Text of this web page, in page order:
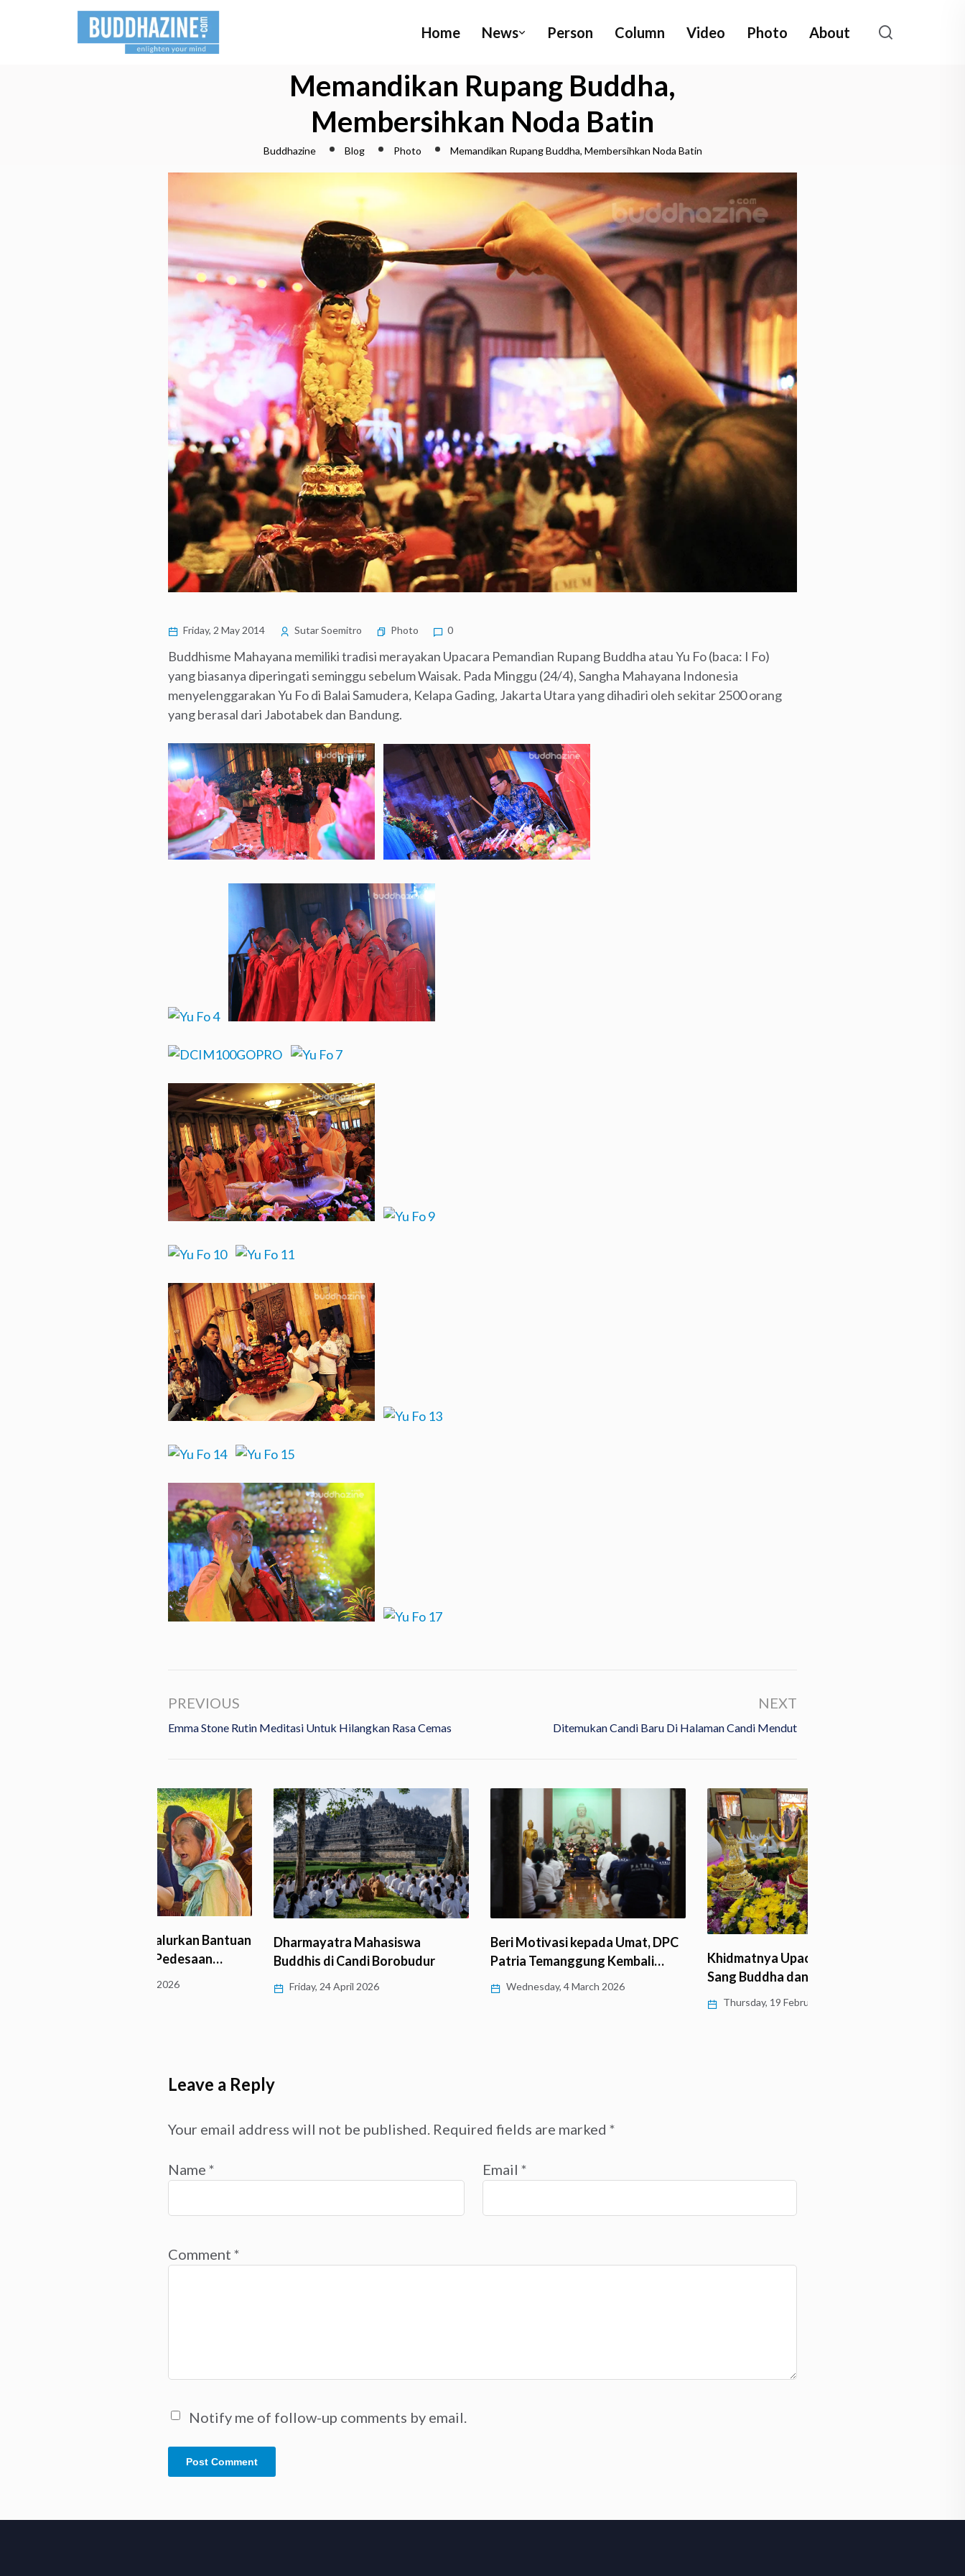
Home News Person Column Video Photo About
Memandikan Rupang Buddha,
Membersihkan Noda Batin
Buddhazine Blog Photo Memandikan Rupang Buddha, Membersihkan Noda Batin
Friday, 2 May 2014 Sutar Soemitro Photo 0
Buddhisme Mahayana memiliki tradisi merayakan Upacara Pemandian Rupang Buddha atau Yu Fo (baca: I Fo)
yang biasanya diperingati seminggu sebelum Waisak. Pada Minggu (24/4), Sangha Mahayana Indonesia
menyelenggarakan Yu Fo di Balai Samudera, Kelapa Gading, Jakarta Utara yang dihadiri oleh sekitar 2500 orang
yang berasal dari Jabotabek dan Bandung.
PREVIOUS
Emma Stone Rutin Meditasi Untuk Hilangkan Rasa Cemas
NEXT
Ditemukan Candi Baru Di Halaman Candi Mendut
Dharmayatra Mahasiswa
Buddhis di Candi Borobudur
Beri Motivasi kepada Umat, DPC
Patria Temanggung Kembali…
Wednesday, 4 March 2026
Khidmatnya Upacara Puja Relik
Sang Buddha dan Arahat…
Thursday, 19 February 2026
Leave a Reply
Your email address will not be published. Required fields are marked *
Name * Email *
Comment *
Notify me of follow-up comments by email.